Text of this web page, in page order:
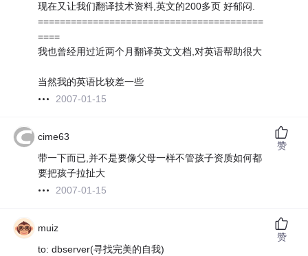
现在又让我们翻译技术资料,英文的200多页 好郁闷.
=========================================
====
我也曾经用过近两个月翻译英文文档,对英语帮助很大
当然我的英语比较差一些
2007-01-15
cime63
带一下而已,并不是要像父母一样不管孩子资质如何都
要把孩子拉扯大
2007-01-15
赞
muiz
to: dbserver(寻找完美的自我)
赞